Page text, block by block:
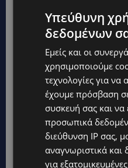
Hot this week
UPDATES
ΙΣΑΑΚ-ΣΟΛΩΜΟΥ:
την Παρασκευή – Πού
ΣΥΛΛΗΨΕΙΣ: 161
μία νύχτα – Η
ελέγχους
Υπεύθυνη
δεδομένων
Εμείς και οι
χρησιμοποιούμε
τεχνολογίες για
έχουμε πρόσβαση
συσκευή σας και να
προσωπικά
διεύθυνση IP σας,
αναγνωριστικά και
για